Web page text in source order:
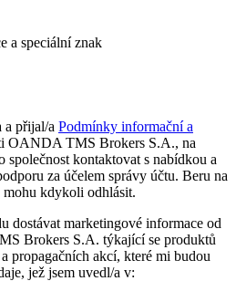
a speciální znak
a přijal/a Podmínky informační a
OANDA TMS Brokers S.A., na
společnost kontaktovat s nabídkou a
za účelem správy účtu. Beru na
mohu kdykoli odhlásit.
dostávat marketingové informace od
Brokers S.A. týkající se produktů
propagačních akcí, které mi budou
jež jsem uvedl/a v: